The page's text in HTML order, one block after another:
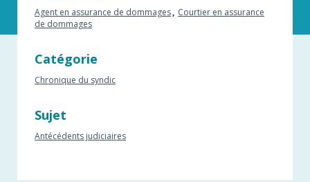
Agent en assurance de dommages
Courtier en assurance
de dommages
Catégorie
Chronique du syndic
Sujet
Antécédents judiciaires